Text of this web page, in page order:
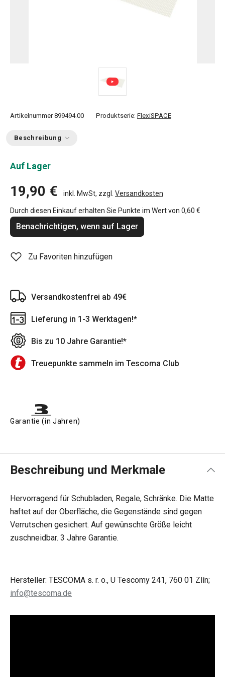
Artikelnummer 899494.00 Produktserie: FlexiSPACE
Beschreibung
Auf Lager
19,90 € inkl. MwSt, zzgl. Versandkosten
Durch diesen Einkauf erhalten Sie Punkte im Wert von 0,60 €
Benachrichtigen, wenn auf Lager
Zu Favoriten hinzufügen
Versandkostenfrei ab 49€
Lieferung in 1-3 Werktagen!*
Bis zu 10 Jahre Garantie!*
Treuepunkte sammeln im Tescoma Club
Garantie (in Jahren)
Beschreibung und Merkmale
Hervorragend für Schubladen, Regale, Schränke. Die Matte
haftet auf der Oberfläche, die Gegenstände sind gegen
Verrutschen gesichert. Auf gewünschte Größe leicht
zuschneidbar. 3 Jahre Garantie.
Hersteller: TESCOMA s. r. o., U Tescomy 241, 760 01 Zlín;
info@tescoma.de